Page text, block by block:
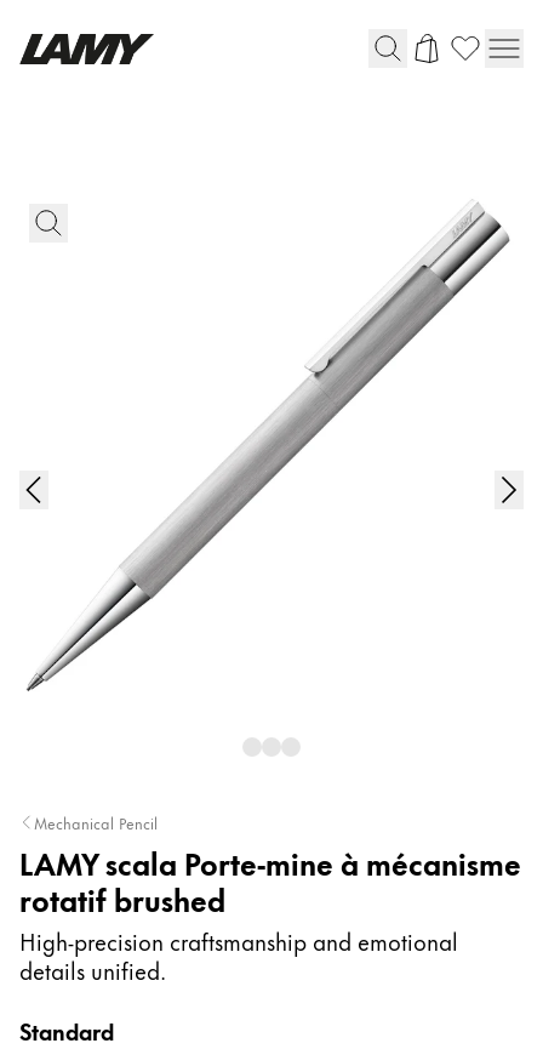
Stylo-bille
Peinture et Dessiner
Aquarelle
Crayons de couleur
Accessoires
Recharges
Encres / effaceurs d'encre
Pièces de rechange
Taille de plume
Étuis
Carnets
Mechanical Pencil
LAMY scala Porte-mine à mécanisme
rotatif brushed
High-precision craftsmanship and emotional
details unified.
Standard